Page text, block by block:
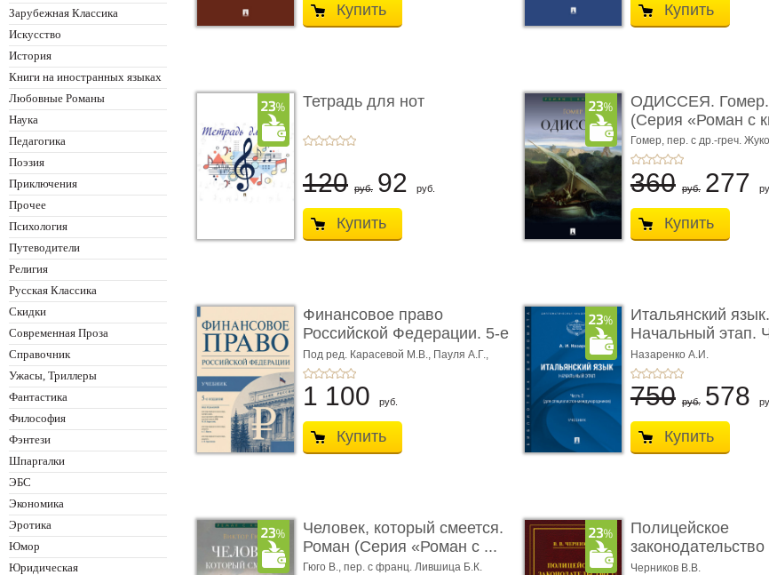
Зарубежная Классика
Искусство
История
Книги на иностранных языках
Любовные Романы
Наука
Педагогика
Поэзия
Приключения
Прочее
Психология
Путеводители
Религия
Русская Классика
Скидки
Современная Проза
Справочник
Ужасы, Триллеры
Фантастика
Философия
Фэнтези
Шпаргалки
ЭБС
Экономика
Эротика
Юмор
Юридическая
Купить Купить
Тетрадь для нот
120 руб. 92 руб.
Купить
ОДИССЕЯ.
(Серия «Роман с
Гомер, пер. с др.-греч.
360 руб. 277
Купить
Финансовое право
Российской Федерации. 5-е
изд� ...
Под ред. Карасевой М.В., Пауля А.Г.,
Красюкова А.В.
1 100 руб.
Купить
Итальянский язык.
Начальный этап.
Учеб� ...
Назаренко А.И.
750 руб. 578
Купить
Человек, который смеется.
Роман (Серия «Роман с ...
Гюго В., пер. с франц. Лившица Б.К.
Полицейское
вчера, с� ...
Черников В.В.